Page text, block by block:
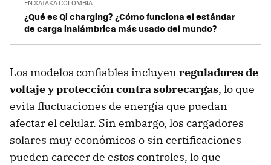
EN XATAKA COLOMBIA
¿Qué es Qi charging? ¿Cómo funciona el estándar
de carga inalámbrica más usado del mundo?
Los modelos confiables incluyen reguladores de
voltaje y protección contra sobrecargas, lo que
evita fluctuaciones de energía que puedan
afectar el celular. Sin embargo, los cargadores
solares muy económicos o sin certificaciones
pueden carecer de estos controles, lo que